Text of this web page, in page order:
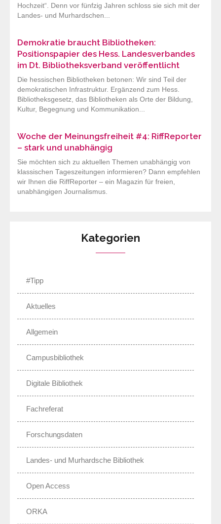
Hochzeit“. Denn vor fünfzig Jahren schloss sie sich mit der
Landes- und Murhardschen...
Demokratie braucht Bibliotheken:
Positionspapier des Hess. Landesverbandes
im Dt. Bibliotheksverband veröffentlicht
Die hessischen Bibliotheken betonen: Wir sind Teil der
demokratischen Infrastruktur. Ergänzend zum Hess.
Bibliotheksgesetz, das Bibliotheken als Orte der Bildung,
Kultur, Begegnung und Kommunikation...
Woche der Meinungsfreiheit #4: RiffReporter
– stark und unabhängig
Sie möchten sich zu aktuellen Themen unabhängig von
klassischen Tageszeitungen informieren? Dann empfehlen
wir Ihnen die RiffReporter – ein Magazin für freien,
unabhängigen Journalismus.
Kategorien
#Tipp
Aktuelles
Allgemein
Campusbibliothek
Digitale Bibliothek
Fachreferat
Forschungsdaten
Landes- und Murhardsche Bibliothek
Open Access
ORKA